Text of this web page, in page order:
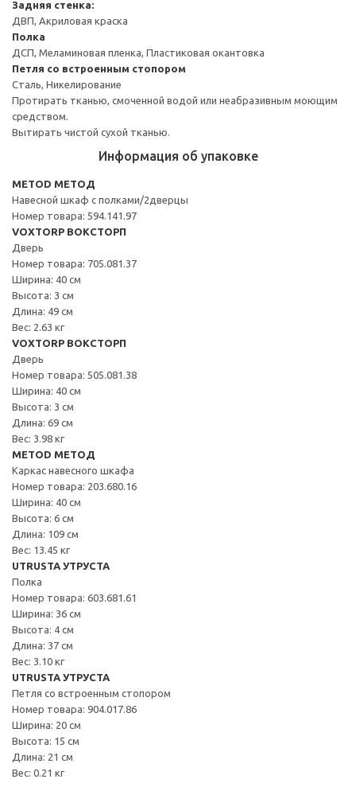
Задняя стенка:
ДВП, Акриловая краска
Полка
ДСП, Меламиновая пленка, Пластиковая окантовка
Петля со встроенным стопором
Сталь, Никелирование
Протирать тканью, смоченной водой или неабразивным моющим
средством.
Вытирать чистой сухой тканью.
Информация об упаковке
METOD МЕТОД
Навесной шкаф с полками/2дверцы
Номер товара: 594.141.97
VOXTORP ВОКСТОРП
Дверь
Номер товара: 705.081.37
Ширина: 40 см
Высота: 3 см
Длина: 49 см
Вес: 2.63 кг
VOXTORP ВОКСТОРП
Дверь
Номер товара: 505.081.38
Ширина: 40 см
Высота: 3 см
Длина: 69 см
Вес: 3.98 кг
METOD МЕТОД
Каркас навесного шкафа
Номер товара: 203.680.16
Ширина: 40 см
Высота: 6 см
Длина: 109 см
Вес: 13.45 кг
UTRUSTA УТРУСТА
Полка
Номер товара: 603.681.61
Ширина: 36 см
Высота: 4 см
Длина: 37 см
Вес: 3.10 кг
UTRUSTA УТРУСТА
Петля со встроенным стопором
Номер товара: 904.017.86
Ширина: 20 см
Высота: 15 см
Длина: 21 см
Вес: 0.21 кг